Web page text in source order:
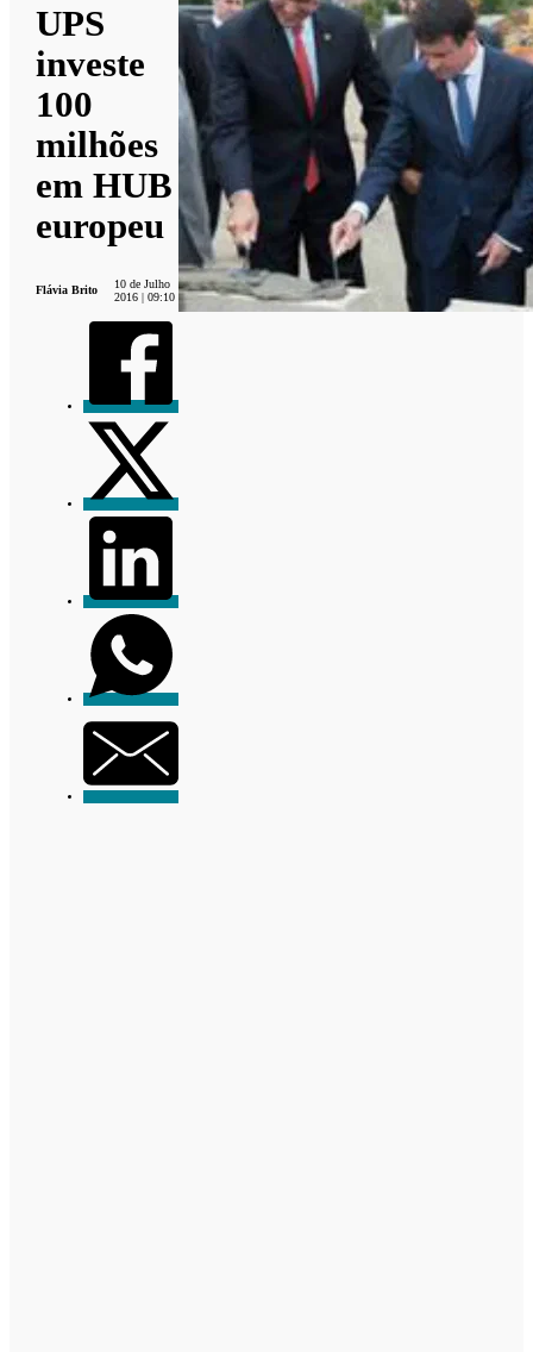
UPS
investe
100
milhões
em HUB
europeu
Flávia Brito
10 de Julho
2016 | 09:10